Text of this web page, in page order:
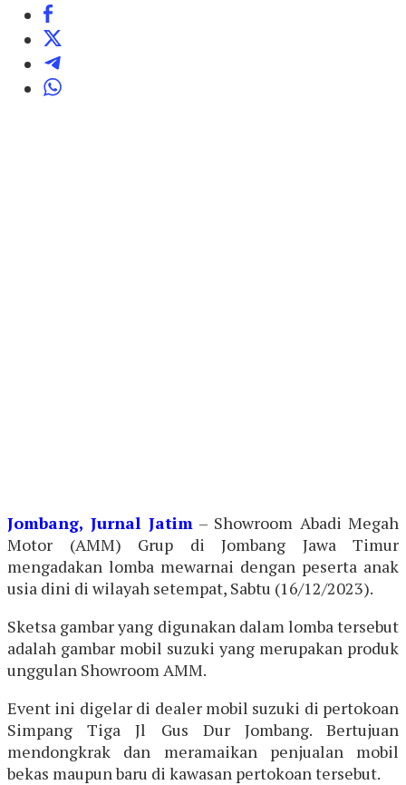
Jombang, Jurnal Jatim – Showroom Abadi Megah
Motor (AMM) Grup di Jombang Jawa Timur
mengadakan lomba mewarnai dengan peserta anak
usia dini di wilayah setempat, Sabtu (16/12/2023).
Sketsa gambar yang digunakan dalam lomba tersebut
adalah gambar mobil suzuki yang merupakan produk
unggulan Showroom AMM.
Event ini digelar di dealer mobil suzuki di pertokoan
Simpang Tiga Jl Gus Dur Jombang. Bertujuan
mendongkrak dan meramaikan penjualan mobil
bekas maupun baru di kawasan pertokoan tersebut.